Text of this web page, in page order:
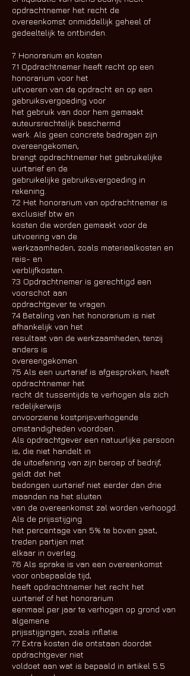
opdrachtnemer het recht de
overeenkomst onmiddellijk geheel of
gedeeltelijk te ontbinden.
7. Honorarium en kosten
7.1 Opdrachtnemer heeft recht op een
honorarium voor het
uitvoeren van de opdracht en op een
gebruiksvergoeding voor
het gebruik van door hem gemaakt
auteursrechtelijk beschermd
werk. Als geen concrete bedragen zijn
overeengekomen,
brengt opdrachtnemer het gebruikelijke
uurtarief en de
gebruikelijke gebruiksvergoeding in
rekening.
7.2 Het honorarium van opdrachtnemer is
exclusief btw en
kosten die worden gemaakt voor de
uitvoering van de
werkzaamheden, zoals materiaalkosten en
reis- en
verblijfkosten.
7.3 Opdrachtnemer is gerechtigd een
voorschot aan
opdrachtgever te vragen.
7.4 Betaling van het honorarium is niet
afhankelijk van het
resultaat van de werkzaamheden, tenzij
anders is
overeengekomen.
7.5 Als een uurtarief is afgesproken, heeft
opdrachtnemer het
recht dit tussentijds te verhogen als zich
redelijkerwijs
onvoorziene kostprijsverhogende
omstandigheden voordoen.
Als opdrachtgever een natuurlijke persoon
is, die niet handelt in
de uitoefening van zijn beroep of bedrijf,
geldt dat het
bedongen uurtarief niet eerder dan drie
maanden na het sluiten
van de overeenkomst zal worden verhoogd.
Als de prijsstijging
het percentage van 5% te boven gaat,
treden partijen met
elkaar in overleg.
7.6 Als sprake is van een overeenkomst
voor onbepaalde tijd,
heeft opdrachtnemer het recht het
uurtarief of het honorarium
eenmaal per jaar te verhogen op grond van
algemene
prijsstijgingen, zoals inflatie.
7.7 Extra kosten die ontstaan doordat
opdrachtgever niet
voldoet aan wat is bepaald in artikel 5.5